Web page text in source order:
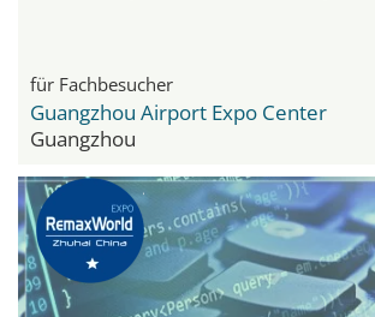
für Fachbesucher
Guangzhou Airport Expo Center
Guangzhou